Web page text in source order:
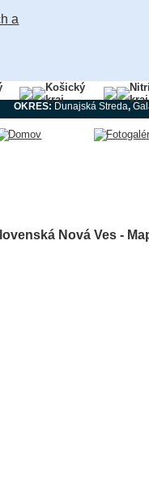
Košický
kraj
kraj
OKRES: Dunajská Streda,
Nová Ves -